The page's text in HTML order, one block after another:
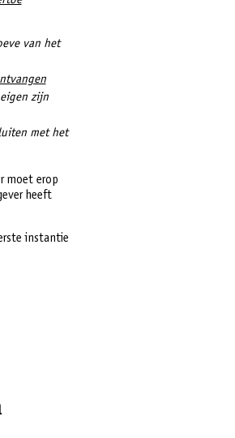
van het
zijn
met het
moet erop
heeft
instantie